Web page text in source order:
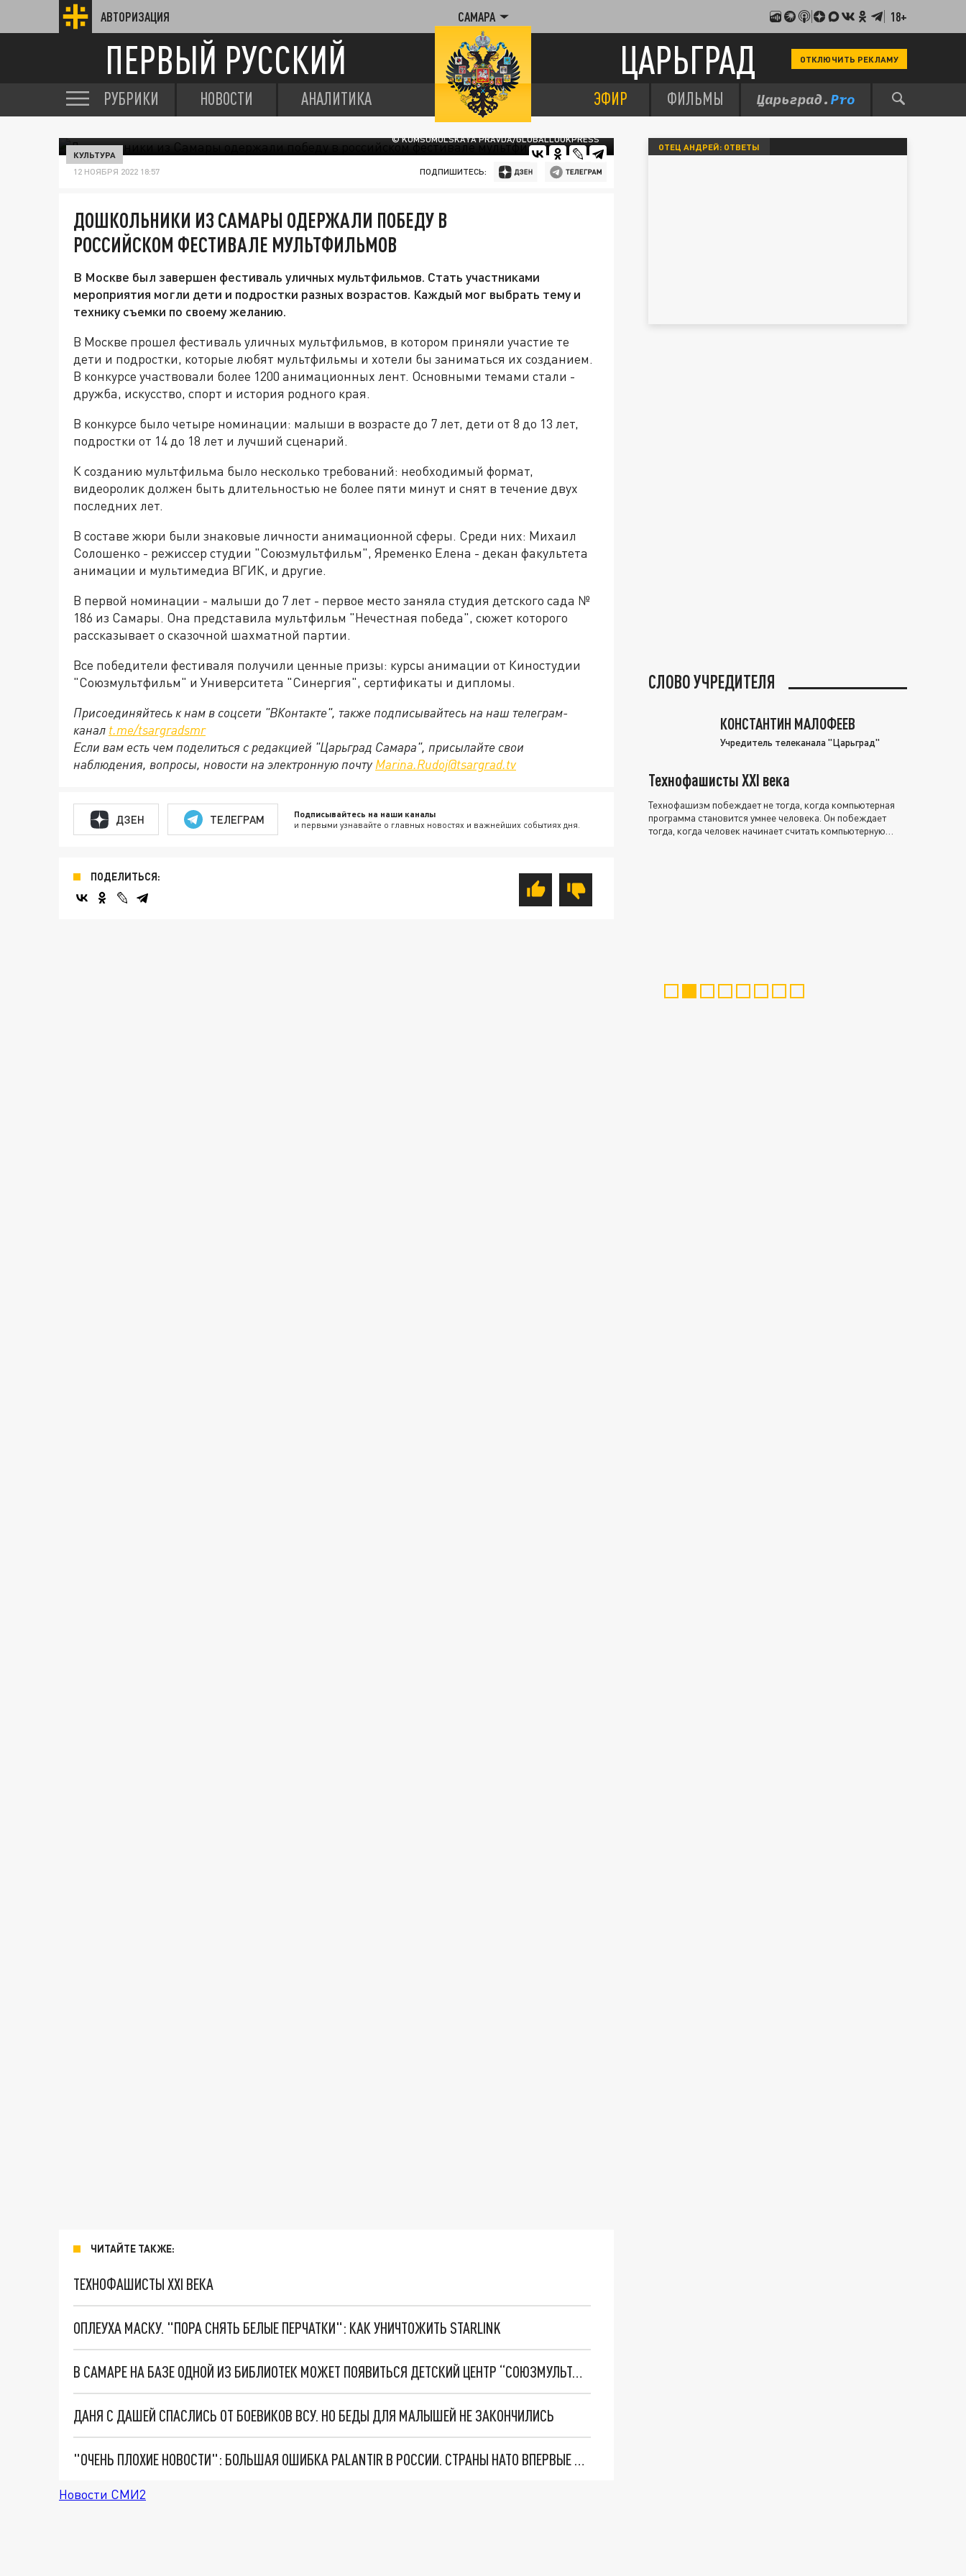
АВТОРИЗАЦИЯ САМАРА 18+
ПЕРВЫЙ РУССКИЙ ЦАРЬГРАД ОТКЛЮЧИТЬ РЕКЛАМУ
РУБРИКИ НОВОСТИ АНАЛИТИКА ЭФИР ФИЛЬМЫ
© KOMSOMOLSKAYA PRAVDA/GLOBALLOOKPRESS
КУЛЬТУРА
12 НОЯБРЯ 2022 18:57 ПОДПИШИТЕСЬ:
ДОШКОЛЬНИКИ ИЗ САМАРЫ ОДЕРЖАЛИ ПОБЕДУ В
РОССИЙСКОМ ФЕСТИВАЛЕ МУЛЬТФИЛЬМОВ
В Москве был завершен фестиваль уличных мультфильмов. Стать участниками
мероприятия могли дети и подростки разных возрастов. Каждый мог выбрать тему и
технику съемки по своему желанию.
В Москве прошел фестиваль уличных мультфильмов, в котором приняли участие те
дети и подростки, которые любят мультфильмы и хотели бы заниматься их созданием.
В конкурсе участвовали более 1200 анимационных лент. Основными темами стали -
дружба, искусство, спорт и история родного края.
В конкурсе было четыре номинации: малыши в возрасте до 7 лет, дети от 8 до 13 лет,
подростки от 14 до 18 лет и лучший сценарий.
К созданию мультфильма было несколько требований: необходимый формат,
видеоролик должен быть длительностью не более пяти минут и снят в течение двух
последних лет.
В составе жюри были знаковые личности анимационной сферы. Среди них: Михаил
Солошенко - режиссер студии "Союзмультфильм", Яременко Елена - декан факультета
анимации и мультимедиа ВГИК, и другие.
В первой номинации - малыши до 7 лет - первое место заняла студия детского сада №
186 из Самары. Она представила мультфильм "Нечестная победа", сюжет которого
рассказывает о сказочной шахматной партии.
Все победители фестиваля получили ценные призы: курсы анимации от Киностудии
"Союзмультфильм" и Университета "Синергия", сертификаты и дипломы.
Присоединяйтесь к нам в соцсети "ВКонтакте", также подписывайтесь на наш телеграм-
канал t.me/tsargradsmr
Если вам есть чем поделиться с редакцией "Царьград Самара", присылайте свои
наблюдения, вопросы, новости на электронную почту Marina.Rudoj@tsargrad.tv
ДЗЕН ТЕЛЕГРАМ Подписывайтесь на наши каналы
и первыми узнавайте о главных новостях и важнейших событиях дня.
ПОДЕЛИТЬСЯ:
ЧИТАЙТЕ ТАКЖЕ:
ТЕХНОФАШИСТЫ XXI ВЕКА
ОПЛЕУХА МАСКУ. "ПОРА СНЯТЬ БЕЛЫЕ ПЕРЧАТКИ": КАК УНИЧТОЖИТЬ STARLINK
В САМАРЕ НА БАЗЕ ОДНОЙ ИЗ БИБЛИОТЕК МОЖЕТ ПОЯВИТЬСЯ ДЕТСКИЙ ЦЕНТР “СОЮЗМУЛЬТФИЛЬМ”
ДАНЯ С ДАШЕЙ СПАСЛИСЬ ОТ БОЕВИКОВ ВСУ. НО БЕДЫ ДЛЯ МАЛЫШЕЙ НЕ ЗАКОНЧИЛИСЬ
"ОЧЕНЬ ПЛОХИЕ НОВОСТИ": БОЛЬШАЯ ОШИБКА PALANTIR В РОССИИ. СТРАНЫ НАТО ВПЕРВЫЕ ЗА СВО ОСТАНОВИЛИ ПОСТАВКИ ОРУЖИЯ. ВСУ ТЕРЯЮТ ПРИГРАНИЧЬЕ?
Новости СМИ2
ОТЕЦ АНДРЕЙ: ОТВЕТЫ
СЛОВО УЧРЕДИТЕЛЯ
КОНСТАНТИН МАЛОФЕЕВ
Учредитель телеканала "Царьград"
Технофашисты XXI века
Технофашизм побеждает не тогда, когда компьютерная
программа становится умнее человека. Он побеждает
тогда, когда человек начинает считать компьютерную